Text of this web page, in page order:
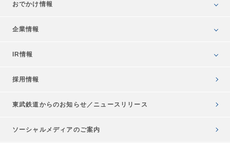
おでかけ情報
企業情報
IR情報
採用情報
東武鉄道からのお知らせ／ ニュースリリース
ソーシャルメディアのご案内